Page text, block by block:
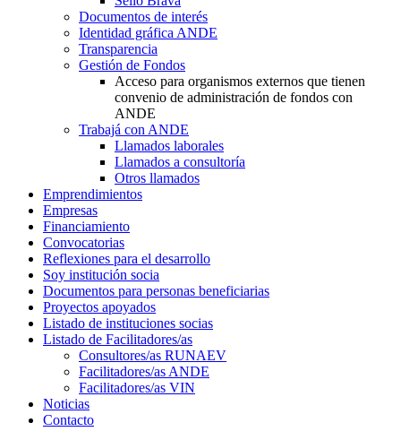
Documentos de interés
Identidad gráfica ANDE
Transparencia
Gestión de Fondos
Acceso para organismos externos que tienen
convenio de administración de fondos con
ANDE
Trabajá con ANDE
Llamados laborales
Llamados a consultoría
Otros llamados
Emprendimientos
Empresas
Financiamiento
Convocatorias
Reflexiones para el desarrollo
Soy institución socia
Documentos para personas beneficiarias
Proyectos apoyados
Listado de instituciones socias
Listado de Facilitadores/as
Consultores/as RUNAEV
Facilitadores/as ANDE
Facilitadores/as VIN
Noticias
Contacto